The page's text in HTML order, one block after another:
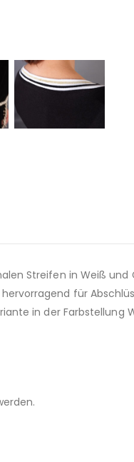
Streifen in Weiß
für
in der